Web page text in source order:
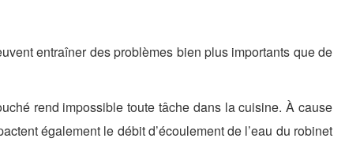
entraîner des problèmes bien plus importants que de
rend impossible toute tâche dans la cuisine. À cause
également le débit d’écoulement de l’eau du robinet